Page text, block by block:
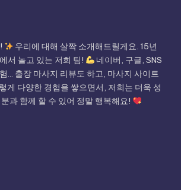
우리에 대해 살짝 소개해드릴게요. 15년
서 놀고 있는 저희 팀!
네이버, 구글, SNS
... 출장 마사지 리뷰도 하고, 마사지 사이트
게 다양한 경험을 쌓으면서, 저희는 더욱 성
과 함께 할 수 있어 정말 행복해요!